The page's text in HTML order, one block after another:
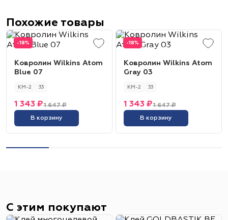
Похожие товары
-18%
Ковролин Wilkins Atom
Blue 07
КМ-2 33
1 647 ₽
1 343 ₽
В корзину
-18%
Ковролин Wilkins Atom
Gray 03
КМ-2 33
1 647 ₽
1 343 ₽
В корзину
С этим покупают